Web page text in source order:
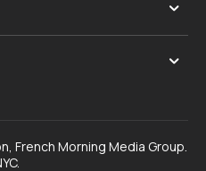
French Morning Media Group.